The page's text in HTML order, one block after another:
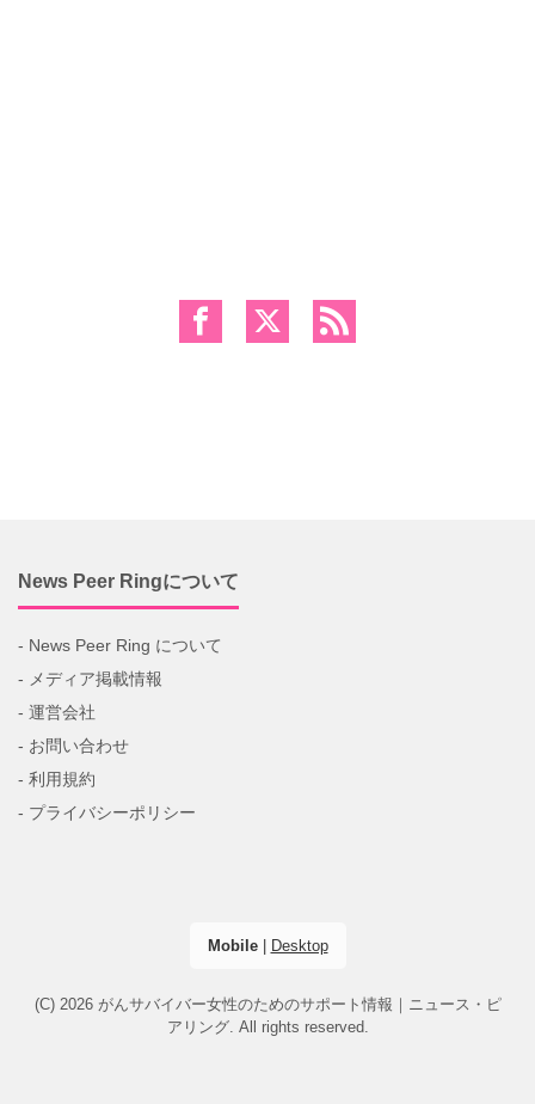
News Peer Ringについて
- News Peer Ring について
- メディア掲載情報
- 運営会社
- お問い合わせ
- 利用規約
- プライバシーポリシー
Mobile| Desktop
(C) 2026 がんサバイバー女性のためのサポート情報｜ニュース・ピ
アリング. All rights reserved.